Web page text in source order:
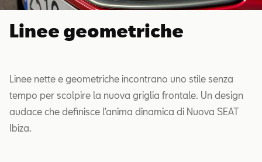
Linee geometriche
Linee nette e geometriche incontrano uno stile senza
tempo per scolpire la nuova griglia frontale. Un design
audace che definisce l’anima dinamica di Nuova SEAT
Ibiza.